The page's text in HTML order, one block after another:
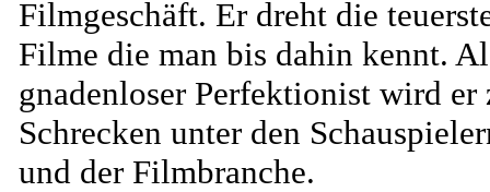
Filmgeschäft. Er dreht die
Filme die man bis dahin kennt.
gnadenloser Perfektionist wird er
Schrecken unter den
und der Filmbranche.